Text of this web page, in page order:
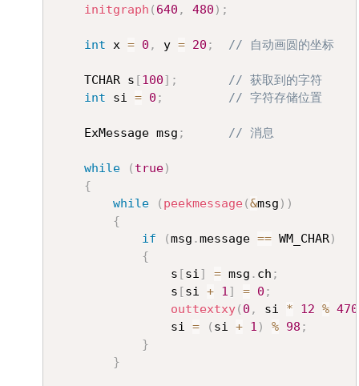
initgraph ( 640 , 480 ) ;
int x = 0 , y = 20 ; // 自动画圆的坐标
	TCHAR s
[100] ;
// 获取到的字符
int si = 0 ; // 字符存储位置
	ExMessage msg
; // 消息
while ( true)
{
while
( peekmessage(&msg ) )
{
if
(msg .message == WM_CHAR)
{
				s
[si] = msg . ch ;
				s
[si + 1] = 0 ;
outtextxy( 0 , si * 12 % 470
				si
= ( si + 1 ) % 98 ;
}
}